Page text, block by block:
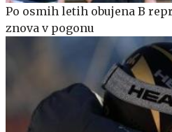
Po osmih letih obujena B
znova v pogonu